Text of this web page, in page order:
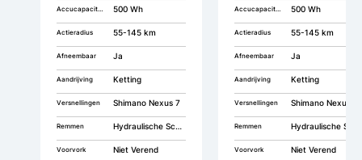
500 Wh
Actieradius 55-145 km
Afneembaar Ja
Aandrijving Ketting
Versnellingen Shimano Nexus 7
Remmen Hydraulische Schijfremmen
Voorvork Niet Verend
500 Wh
Actieradius 55-145 km
Afneembaar Ja
Aandrijving Ketting
Versnellingen Shimano Nexus 7
Remmen Hydraulische Schijfremmen
Voorvork Niet Verend